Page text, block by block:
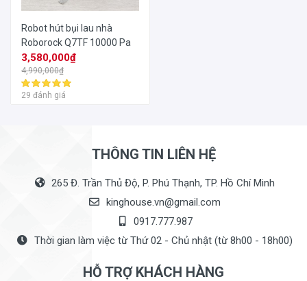
Robot hút bụi lau nhà
Roborock Q7TF 10000 Pa
3,580,000₫
4,990,000₫
29 đánh giá
THÔNG TIN LIÊN HỆ
265 Đ. Trần Thủ Độ, P. Phú Thạnh, TP. Hồ Chí Minh
kinghouse.vn@gmail.com
0917.777.987
Thời gian làm việc từ Thứ 02 - Chủ nhật (từ 8h00 - 18h00)
HỖ TRỢ KHÁCH HÀNG